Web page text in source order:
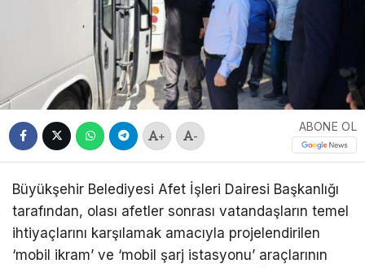
+ -
ABONE OL
Büyükşehir Belediyesi Afet İşleri Dairesi Başkanlığı
tarafından, olası afetler sonrası vatandaşların temel
ihtiyaçlarını karşılamak amacıyla projelendirilen
‘mobil ikram’ ve ‘mobil şarj istasyonu’ araçlarının